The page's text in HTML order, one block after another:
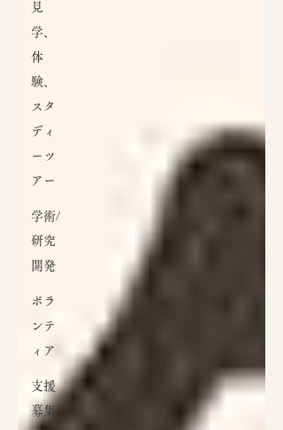
見
学、
体
験、
スタ
ディ
ーツ
アー
学術/
研究
開発
ボラ
ンテ
ィア
支援
募集